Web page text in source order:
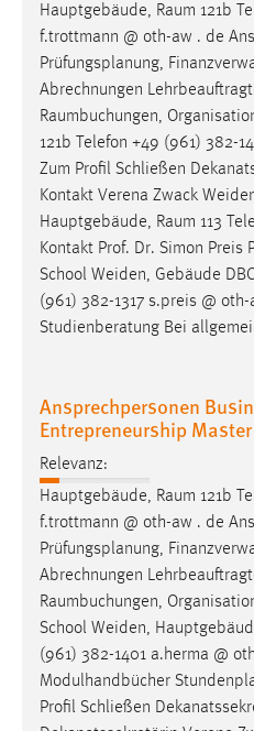
Hauptgebäude, Raum 121b
f.trottmann @ oth-aw . de
Prüfungsplanung,
Abrechnungen
Raumbuchungen,
121b Telefon +49 (961) 382-
Zum Profil Schließen
Kontakt Verena Zwack
Hauptgebäude, Raum 113
Kontakt Prof. Dr. Simon Preis
School Weiden, Gebäude
(961) 382-1317 s.preis @
Studienberatung Bei
Ansprechpersonen
Entrepreneurship Master
Relevanz:
Hauptgebäude, Raum 121b
f.trottmann @ oth-aw . de
Prüfungsplanung,
Abrechnungen
Raumbuchungen,
School Weiden,
(961) 382-1401 a.herma @
Modulhandbücher
Profil Schließen